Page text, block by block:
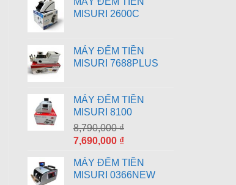
MISURI 2600C
MÁY ĐẾM TIỀN
MISURI 7688PLUS
MÁY ĐẾM TIỀN
MISURI 8100
8,790,000₫
Giá
là:
8,790,000 ₫.
7,690,000 ₫Giá
tại
là:
MÁY ĐẾM TIỀN
MISURI 0366NEW